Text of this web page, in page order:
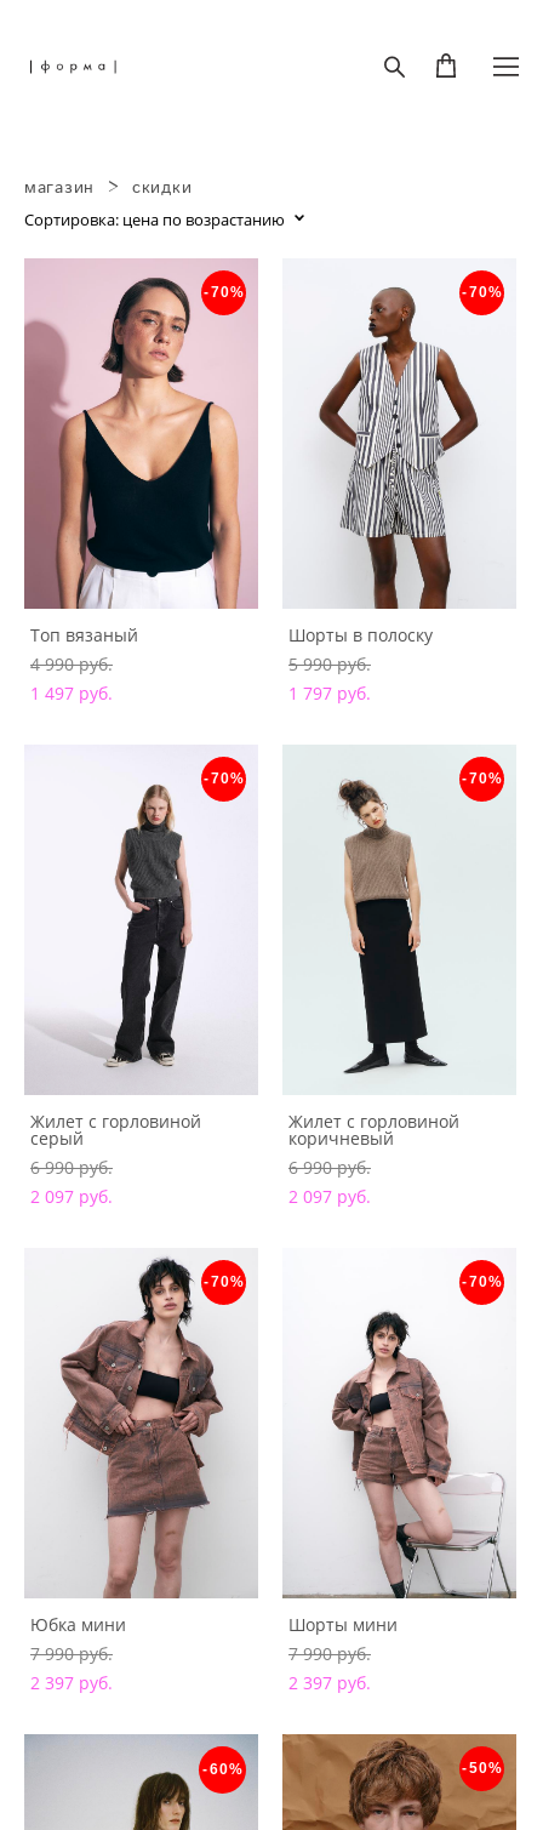
магазин > скидки
Сортировка: цена по возрастанию
-70%
Топ вязаный
4 990 pуб.
1 497 pуб.
-70%
Шорты в полоску
5 990 pуб.
1 797 pуб.
-70%
Жилет с горловиной
серый
6 990 pуб.
2 097 pуб.
-70%
Жилет с горловиной
коричневый
6 990 pуб.
2 097 pуб.
-70%
Юбка мини
7 990 pуб.
2 397 pуб.
-70%
Шорты мини
7 990 pуб.
2 397 pуб.
-60% -50%